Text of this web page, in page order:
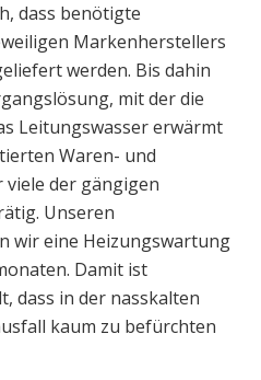
dass benötigte
Markenherstellers
werden. Bis dahin
mit der die
Leitungswasser erwärmt
Waren- und
der gängigen
Unseren
wir eine Heizungswartung
Damit ist
dass in der nasskalten
kaum zu befürchten